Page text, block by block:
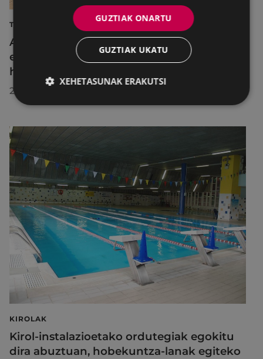
TURISMOA
Azahara Dominguez diputatuak Eibarko
eraldaketa turistikoa nabarmendu du
herrira egin duen bisitan
2026/07/30
KIROLAK
Kirol-instalazioetako ordutegiak egokitu
dira abuztuan, hobekuntza-lanak egiteko
GUZTIAK ONARTU
GUZTIAK UKATU
XEHETASUNAK ERAKUTSI